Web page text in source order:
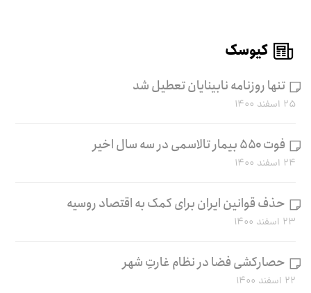
کیوسک
تنها روزنامه نابینایان تعطیل شد
۲۵ اسفند ۱۴۰۰
فوت ۵۵۰ بیمار تالاسمی در سه سال اخیر
۲۴ اسفند ۱۴۰۰
حذف قوانین ایران برای کمک به اقتصاد روسیه
۲۳ اسفند ۱۴۰۰
حصارکشی فضا در نظام غارتِ شهر
۲۲ اسفند ۱۴۰۰